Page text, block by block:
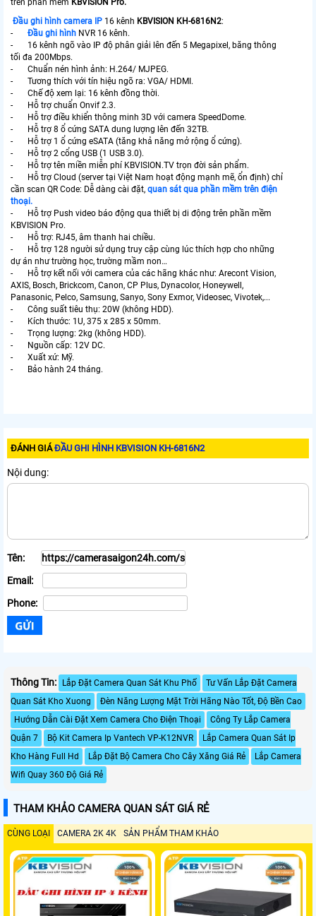
trên phần mềm KBVISION Pro.
Đầu ghi hình camera IP 16 kênh KBVISION KH-6816N2:
- Đầu ghi hình NVR 16 kênh.
- 16 kênh ngõ vào IP độ phân giải lên đến 5 Megapixel, băng thông
tối đa 200Mbps.
- Chuẩn nén hình ảnh: H.264/ MJPEG.
- Tương thích với tín hiệu ngõ ra: VGA/ HDMI.
- Chế độ xem lại: 16 kênh đồng thời.
- Hỗ trợ chuẩn Onvif 2.3.
- Hỗ trợ điều khiển thông minh 3D với camera SpeedDome.
- Hỗ trợ 8 ổ cứng SATA dung lượng lên đến 32TB.
- Hỗ trợ 1 ổ cứng eSATA (tăng khả năng mở rộng ổ cứng).
- Hỗ trợ 2 cổng USB (1 USB 3.0).
- Hỗ trợ tên miền miễn phí KBVISION.TV trọn đời sản phẩm.
- Hỗ trợ Cloud (server tại Việt Nam hoạt động mạnh mẽ, ổn định) chỉ
cần scan QR Code: Dễ dàng cài đặt, quan sát qua phần mềm trên điện
thoại.
- Hỗ trợ Push video báo động qua thiết bị di động trên phần mềm
KBVISION Pro.
- Hỗ trợ: RJ45, âm thanh hai chiều.
- Hỗ trợ 128 người sử dụng truy cập cùng lúc thích hợp cho những
dự án như trường học, trường mầm non…
- Hỗ trợ kết nối với camera của các hãng khác như: Arecont Vision,
AXIS, Bosch, Brickcom, Canon, CP Plus, Dynacolor, Honeywell,
Panasonic, Pelco, Samsung, Sanyo, Sony Exmor, Videosec, Vivotek,...
- Công suất tiêu thụ: 20W (không HDD).
- Kích thước: 1U, 375 x 285 x 50mm.
- Trọng lượng: 2kg (không HDD).
- Nguồn cấp: 12V DC.
- Xuất xứ: Mỹ.
- Bảo hành 24 tháng.
ĐÁNH GIÁĐẦU GHI HÌNH KBVISION KH-6816N2
Nội dung:
Tên:
Email:
Phone:
Thông Tin: Lắp Đặt Camera Quan Sát Khu Phố
Tư Vấn Lắp Đặt Camera
Quan Sát Kho Xuong
Đèn Năng Lượng Mặt Trời Hãng Nào Tốt, Độ Bền Cao
Hướng Dẫn Cài Đặt Xem Camera Cho Điện Thoại
Công Ty Lắp Camera
Quận 7
Bộ Kit Camera Ip Vantech VP-K12NVR
Lắp Camera Quan Sát Ip
Kho Hàng Full Hd
Lắp Đặt Bộ Camera Cho Cây Xăng Giá Rẻ
Lắp Camera
Wifi Quay 360 Độ Giá Rẻ
THAM KHẢO CAMERA QUAN SÁT GIÁ RẺ
CÙNG LOẠI CAMERA 2K 4K SẢN PHẨM THAM KHẢO